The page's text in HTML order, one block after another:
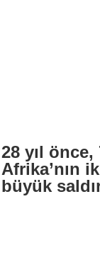
28 yıl önce,
Afrika’nın
büyük